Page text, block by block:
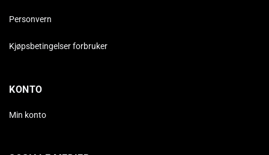
Personvern
Kjøpsbetingelser forbruker
KONTO
Min konto